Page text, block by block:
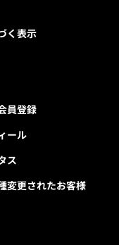
く表示
員登録
ール
ス
変更されたお客様